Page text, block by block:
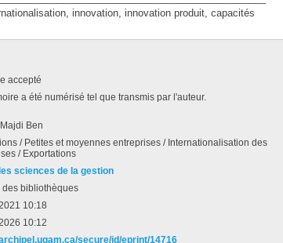
innovation, innovation produit, capacités
accepté
a été numérisé tel que transmis par l'auteur.
Ben
/ Petites et moyennes entreprises / Internationalisation des
/ Exportations
sciences de la gestion
des bibliothèques
10:18
10:12
secure/id/eprint/14716